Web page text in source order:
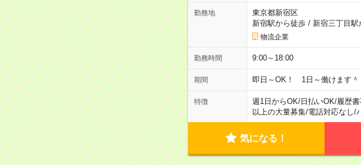
勤務地
東京都新宿区
新宿駅から徒歩/ 新宿三丁目駅
物流企業
勤務時間 9:00～18:00
期間 即日～OK！ 1日～働けます＾
特徴 週1日からOK/日払いOK/履歴
以上の大量募集/電話対応なし/
気になる！